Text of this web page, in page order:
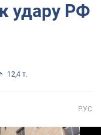
удару РФ
12,4 т.
РУС